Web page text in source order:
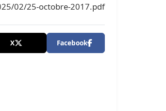
02/25-octobre-2017.pdf
Facebook
X